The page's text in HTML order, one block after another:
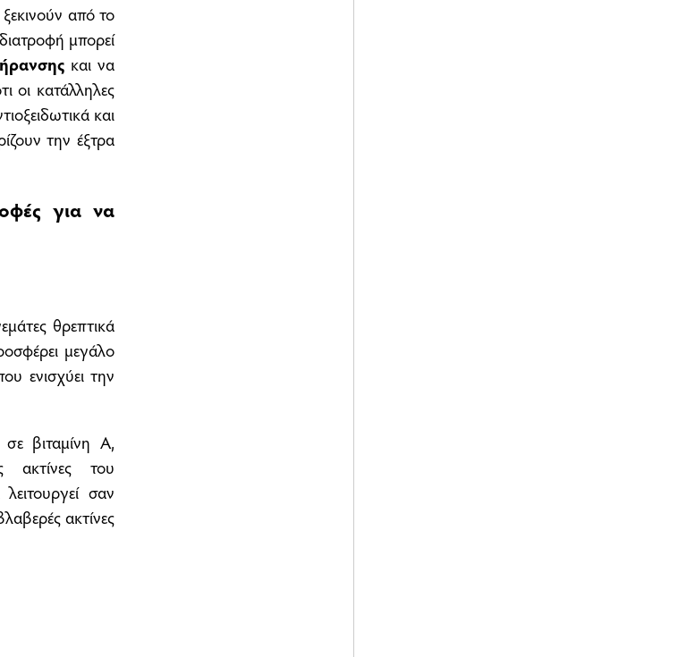
από το
μπορεί
και να
οι κατάλληλες
και
την έξτρα
για να
θρεπτικά
μεγάλο
ενισχύει την
σε βιταμίνη Α,
ακτίνες του
σαν
ακτίνες